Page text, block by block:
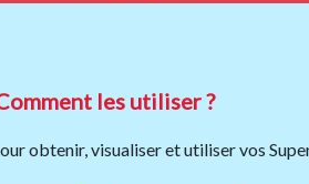
les utiliser ?
obtenir, visualiser et utiliser vos